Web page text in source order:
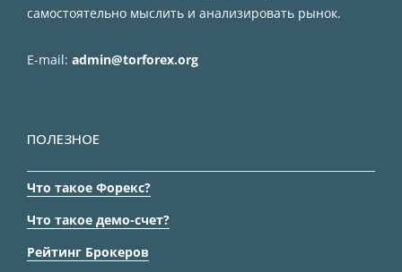
самостоятельно мыслить и анализировать рынок.
E-mail: admin@torforex.org
ПОЛЕЗНОЕ
Что такое Форекс?
Что такое демо-счет?
Рейтинг Брокеров